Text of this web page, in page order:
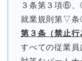
３条第３項⑥
就業規則第▽条
第３条（禁止行
すべての従業